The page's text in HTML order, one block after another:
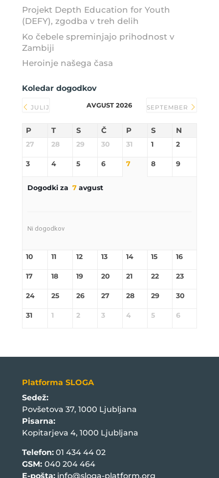
Projekt Depth Education for Youth
(DEFY), zgodba v treh delih
Ko čebele spreminjajo prihodnost v
Zambiji
Heroinje našega časa
Koledar dogodkov
JULIJ AVGUST 2026 SEPTEMBER
P T S Č P S N
27 28 29 30 31 1 2
3 4 5 6 7 8 9
Dogodki za 7avgust
Ni dogodkov
10 11 12 13 14 15 16
17 18 19 20 21 22 23
24 25 26 27 28 29 30
31 1 2 3 4 5 6
Platforma SLOGA
Sedež:
Povšetova 37, 1000 Ljubljana
Pisarna:
Kopitarjeva 4, 1000 Ljubljana
Telefon:01 434 44 02
GSM: 040 204 464
E-pošta: info@sloga-platform.org